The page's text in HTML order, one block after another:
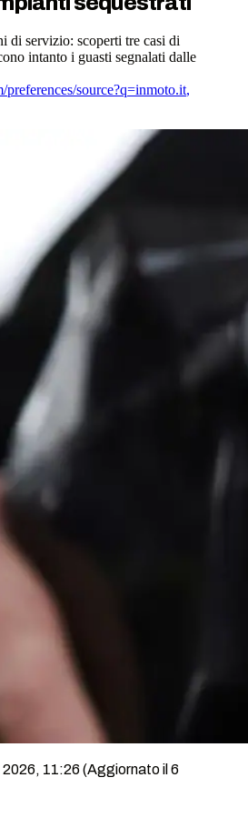
di servizio: scoperti tre casi di
intanto i guasti segnalati dalle
source?q=inmoto.it,
11:26 (Aggiornato il 6